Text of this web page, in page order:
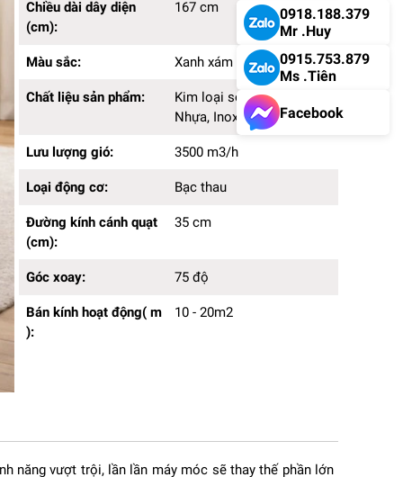
Chiều dài dây diện
(cm):
167 cm
Màu sắc: Xanh xám
Chất liệu sản phẩm:
Kim loại sơn tĩnh điện,
Nhựa, Inox
Lưu lượng gió: 3500 m3/h
Loại động cơ: Bạc thau
Đường kính cánh quạt
(cm):
35 cm
Góc xoay: 75 độ
Bán kính hoạt động( m
):
10 - 20m2
năng vượt trội, lần lần máy móc sẽ thay thế phần lớn
0918.188.379
Mr .Huy
0915.753.879
Ms .Tiên
Facebook